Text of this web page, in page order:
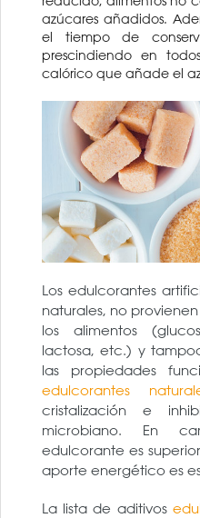
azúcares añadidos.
el tiempo de
prescindiendo en
calórico que añade el
Los edulcorantes
naturales, no
los alimentos
lactosa, etc.) y
las propiedades
edulcorantes
cristalización e
microbiano. En
edulcorante es
aporte energético es
La lista de aditivos